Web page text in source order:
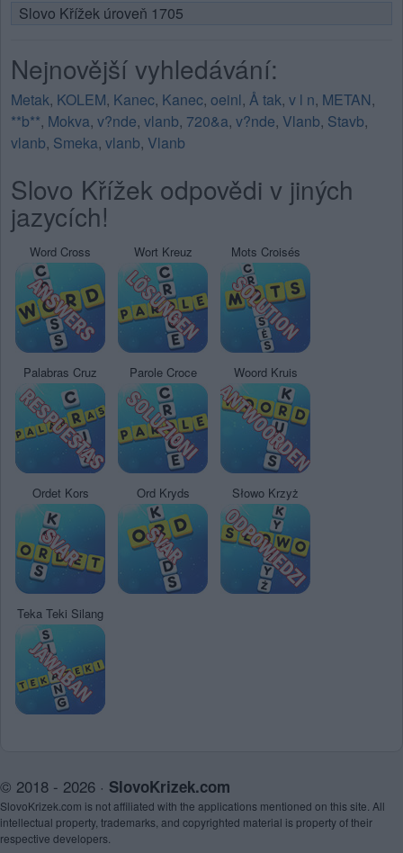
Slovo Křížek úroveň 1705
Nejnovější vyhledávání:
Metak, KOLEM, Kanec, Kanec, oeinl, Å tak, v l n, METAN,
**b**, Mokva, v?nde, vlanb, 720&a, v?nde, Vlanb, Stavb,
vlanb, Smeka, vlanb, Vlanb
Slovo Křížek odpovědi v jiných
jazycích!
Word Cross Wort Kreuz Mots Croisés
Palabras Cruz Parole Croce Woord Kruis
Ordet Kors Ord Kryds Słowo Krzyż
Teka Teki Silang
© 2018 - 2026 · SlovoKrizek.com
SlovoKrizek.com is not affiliated with the applications mentioned on this site. All
intellectual property, trademarks, and copyrighted material is property of their
respective developers.